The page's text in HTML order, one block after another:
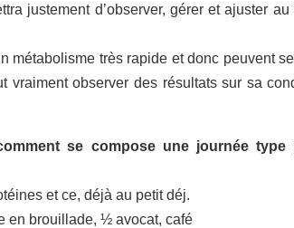
justement d’observer, gérer et ajuster au
métabolisme très rapide et donc peuvent
vraiment observer des résultats sur sa
se compose une journée type
et ce, déjà au petit déj.
en brouillade, ½ avocat, café